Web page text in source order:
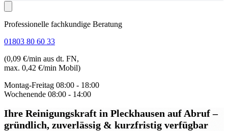
Professionelle fachkundige Beratung
01803 80 60 33
(0,09 €/min aus dt. FN,
max. 0,42 €/min Mobil)
Montag-Freitag 08:00 - 18:00
Wochenende 08:00 - 14:00
Ihre Reinigungskraft in Pleckhausen auf Abruf–
gründlich, zuverlässig & kurzfristig verfügbar